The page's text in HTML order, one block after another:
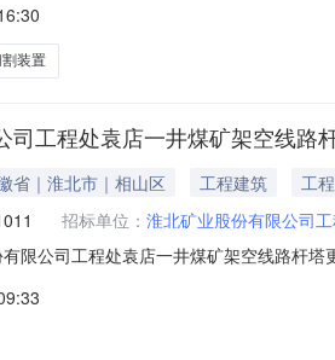
装置
司工程处袁店一井煤矿架空线路
省｜淮北市｜相山区 工程建筑
工程
招标单位： 淮北矿业股份有限公司
限公司工程处袁店一井煤矿架空线路杆
44.9%三、本次结果公示同时在中国招